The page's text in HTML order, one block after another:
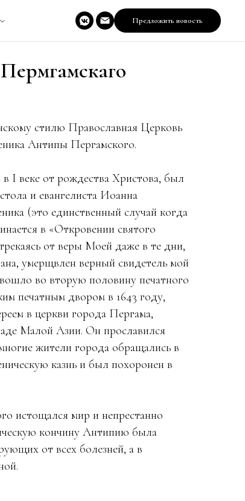
Предложить новость
стилю Православная Церковь
Антипы Пергамского.
I веке от рождества Христова, был
и евангелиста Иоанна
(это единственный случай когда
в «Откровении святого
от веры Моей даже в те дни,
умерщвлен верный свидетель мой
во вторую половину печатного
печатным двором в 1643 году,
в церкви города Пергама,
Малой Азии. Он прославился
жители города обращались в
казнь и был похоронен в
истощался мир и непрестанно
кончину Антипию была
от всех болезней, а в